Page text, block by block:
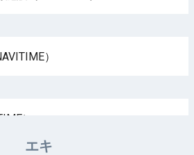
）
）
エキ